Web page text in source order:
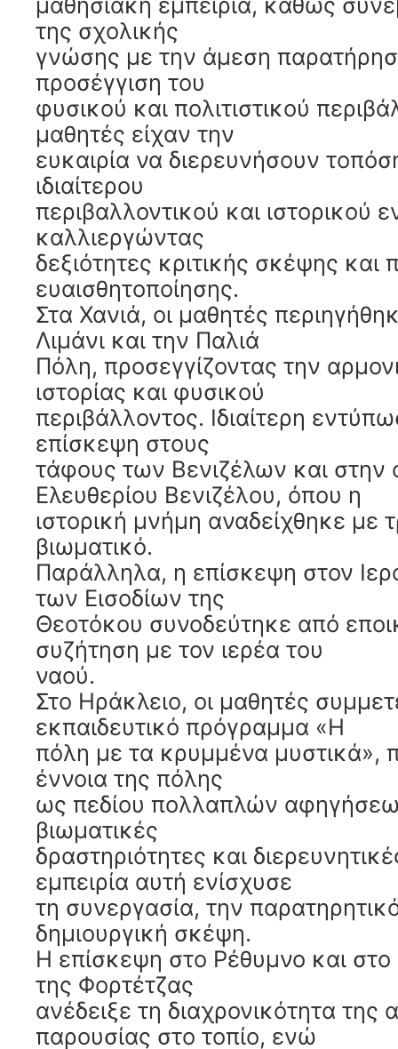
της σχολικής
γνώσης με την άμεση
προσέγγιση του
φυσικού και πολιτιστικού
μαθητές είχαν την
ευκαιρία να διερευνήσουν
ιδιαίτερου
περιβαλλοντικού και ιστορικού
καλλιεργώντας
δεξιότητες κριτικής σκέψης και
ευαισθητοποίησης.
Στα Χανιά, οι μαθητές
Λιμάνι και την Παλιά
Πόλη, προσεγγίζοντας την
ιστορίας και φυσικού
περιβάλλοντος. Ιδιαίτερη
επίσκεψη στους
τάφους των Βενιζέλων και στην
Ελευθερίου Βενιζέλου, όπου η
ιστορική μνήμη αναδείχθηκε με
βιωματικό.
Παράλληλα, η επίσκεψη στον
των Εισοδίων της
Θεοτόκου συνοδεύτηκε από
συζήτηση με τον ιερέα του
ναού.
Στο Ηράκλειο, οι μαθητές
εκπαιδευτικό πρόγραμμα «Η
πόλη με τα κρυμμένα μυστικά»,
έννοια της πόλης
ως πεδίου πολλαπλών
βιωματικές
δραστηριότητες και
εμπειρία αυτή ενίσχυσε
τη συνεργασία, την
δημιουργική σκέψη.
Η επίσκεψη στο Ρέθυμνο και στο
της Φορτέτζας
ανέδειξε τη διαχρονικότητα της
παρουσίας στο τοπίο, ενώ